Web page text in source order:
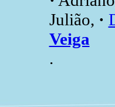
Julião, ·
Veiga
.